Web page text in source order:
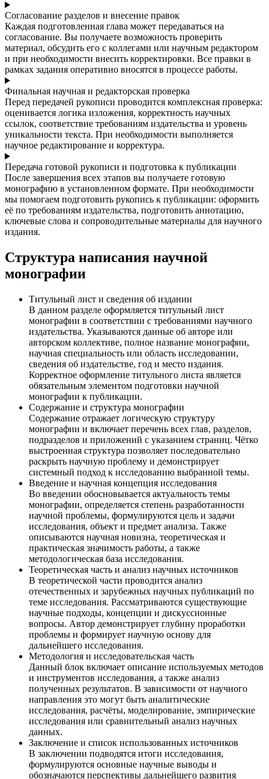
Согласование разделов и внесение правок
Каждая подготовленная глава может передаваться на
согласование. Вы получаете возможность проверить
материал, обсудить его с коллегами или научным редактором
и при необходимости внесить корректировки. Все правки в
рамках задания оперативно вносятся в процессе работы.
Финальная научная и редакторская проверка
Перед передачей рукописи проводится комплексная проверка:
оценивается логика изложения, корректность научных
ссылок, соответствие требованиям издательства и уровень
уникальности текста. При необходимости выполняется
научное редактирование и корректура.
Передача готовой рукописи и подготовка к публикации
После завершения всех этапов вы получаете готовую
монографию в установленном формате. При необходимости
мы помогаем подготовить рукопись к публикации: оформить
её по требованиям издательства, подготовить аннотацию,
ключевые слова и сопроводительные материалы для научного
издания.
Структура написания научной
монографии
Титульный лист и сведения об издании
В данном разделе оформляется титульный лист
монографии в соответствии с требованиями научного
издательства. Указываются данные об авторе или
авторском коллективе, полное название монографии,
научная специальность или область исследовании,
сведения об издательстве, год и место издания.
Корректное оформление титульного листа является
обязательным элементом подготовки научной
монографии к публикации.
Содержание и структура монографии
Содержание отражает логическую структуру
монографии и включает перечень всех глав, разделов,
подразделов и приложений с указанием страниц. Чётко
выстроенная структура позволяет последовательно
раскрыть научную проблему и демонстрирует
системный подход к исследованию выбранной темы.
Введение и научная концепция исследования
Во введении обосновывается актуальность темы
монографии, определяется степень разработанности
научной проблемы, формулируются цель и задачи
исследования, объект и предмет анализа. Также
описываются научная новизна, теоретическая и
практическая значимость работы, а также
методологическая база исследования.
Теоретическая часть и анализ научных источников
В теоретической части проводится анализ
отечественных и зарубежных научных публикаций по
теме исследования. Рассматриваются существующие
научные подходы, концепции и дискуссионные
вопросы. Автор демонстрирует глубину проработки
проблемы и формирует научную основу для
дальнейшего исследования.
Методология и исследовательская часть
Данный блок включает описание используемых методов
и инструментов исследования, а также анализ
полученных результатов. В зависимости от научного
направления это могут быть аналитические
исследования, расчёты, моделирование, эмпирические
исследования или сравнительный анализ научных
данных.
Заключение и список использованных источников
В заключении подводятся итоги исследования,
формулируются основные научные выводы и
обозначаются перспективы дальнейшего развития